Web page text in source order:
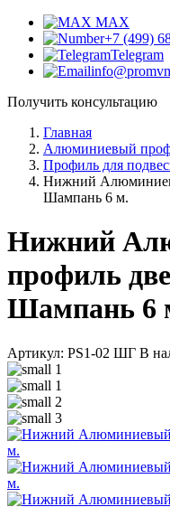
MAX
+7 (499)
Telegram
Получить консультацию
Главная
Алюминиевый
Профиль для
Нижний
Шампань 6 м.
Нижний
профиль
Шампань 6
Артикул: PS1-02 ШГ В